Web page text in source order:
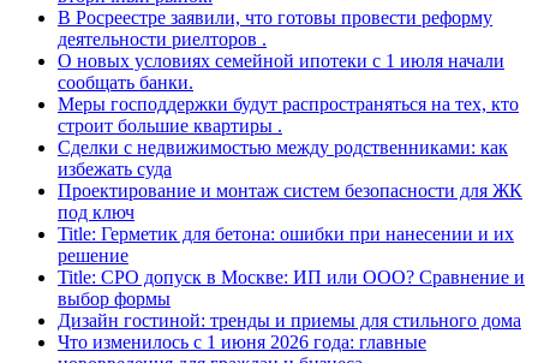
В Росреестре заявили, что готовы провести реформу
деятельности риелторов .
О новых условиях семейной ипотеки с 1 июля начали
сообщать банки.
Меры господдержки будут распространяться на тех, кто
строит большие квартиры .
Сделки с недвижимостью между родственниками: как
избежать суда
Проектирование и монтаж систем безопасности для ЖК
под ключ
Title: Герметик для бетона: ошибки при нанесении и их
решение
Title: СРО допуск в Москве: ИП или ООО? Сравнение и
выбор формы
Дизайн гостиной: тренды и приемы для стильного дома
Что изменилось с 1 июня 2026 года: главные